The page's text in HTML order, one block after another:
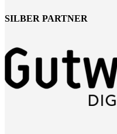
SILBER PARTNER